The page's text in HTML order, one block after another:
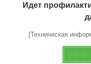
Идет
[Техническая